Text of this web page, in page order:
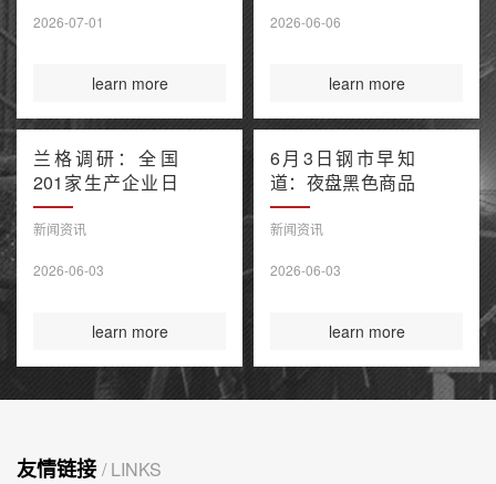
钢铁保障新规今起
2026-07-01
learn more
2026-06-06
learn more
兰格调研：全国
201家生产企业日
均铁水产量环比上
升（6月3日）
新闻资讯
2026-06-03
learn more
6月3日钢市早知
道：夜盘黑色商品
多数收涨 IEA警告
全球石油库存或于
国际煤炭投资创14
新闻资讯
2026-06-03
learn more
友情链接 / LINKS